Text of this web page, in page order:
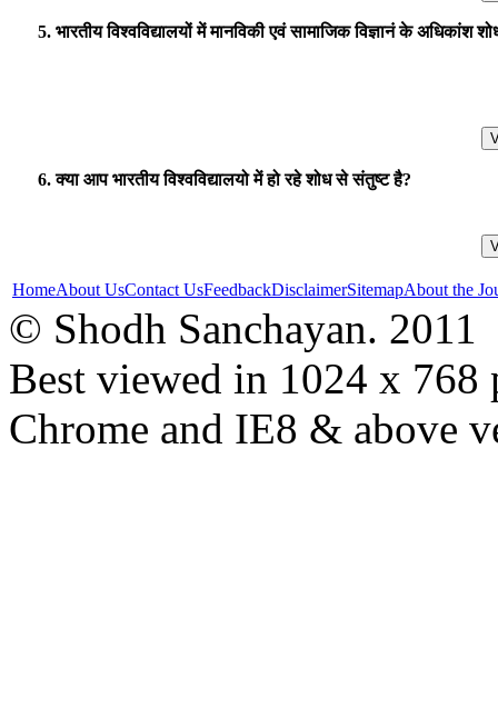
5. भारतीय विश्वविद्यालयों में मानविकी एवं सामाजिक विज्ञानं के अधिकांश
6. क्या आप भारतीय विश्वविद्यालयो में हो रहे शोध से संतुष्ट है?
HomeAbout UsContact UsFeedbackDisclaimerSitemapAbout the
© Shodh Sanchayan. 2011
Best viewed in 1024 x
Chrome and IE8 & above